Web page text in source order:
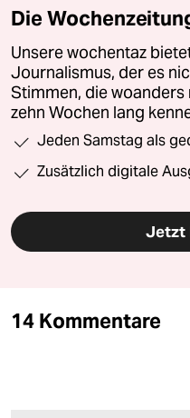
Die
Unsere wochentaz
Journalismus, der es
Stimmen, die
zehn Wochen lang
Jeden Samstag als
Zusätzlich digitale
Jetzt
14 Kommentare